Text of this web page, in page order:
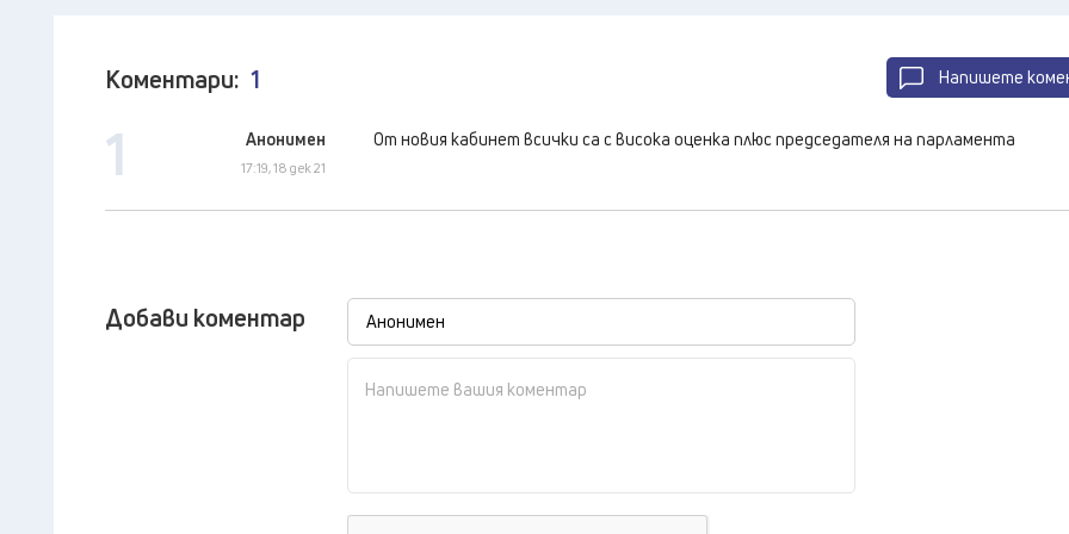
Напишете
Коментари: 1
1 Анонимен
17:19, 18 дек 21
От новия кабинет всички са с висока оценка плюс председателя на парламента
Добави коментар